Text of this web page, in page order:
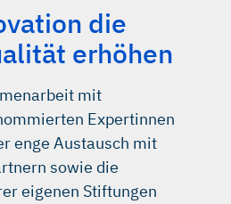
die
erhöhen
mit
Expertinnen
enge Austausch mit
sowie die
eigenen Stiftungen